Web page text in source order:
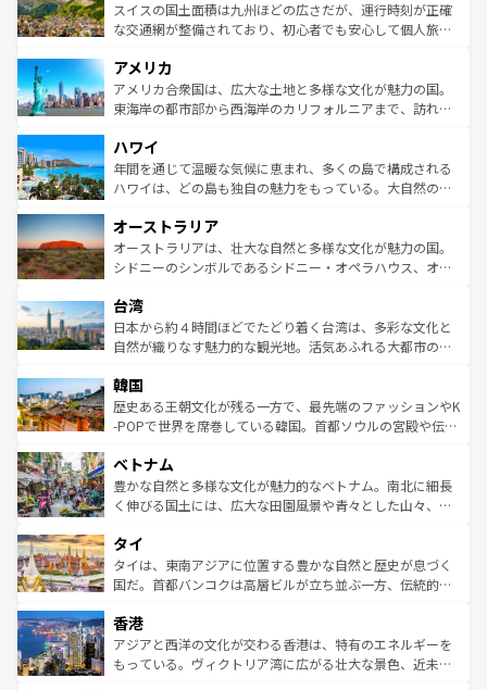
きるだろう。 なお、新着のフランス情報はコンテンツ一覧
を参照してほしい。
ドイツ情報はコンテンツ一覧を参照してほしい。
ティー、ビール好きにはたまらない英国パブ、サッカー観
戦など、本場だからこそできる体験も豊富。イギリスを旅
ンツ一覧を参照してほしい。
スイスの国土面積は九州ほどの広さだが、運行時刻が正確
な交通網が整備されており、初心者でも安心して個人旅行
の建物がそのまま残る町や、スイスならではのユニークな
博物館もあり、アルプス観光だけでなく町歩きも満喫する
ことができる。国民の所得が高いため物価も高いが、旅行
ば市内交通費無料で観光を楽しむこともできる。 なお、新
着のスイス情報はコンテンツ一覧 を参照してほしい。
アメリカ
アメリカ合衆国は、広大な土地と多様な文化が魅力の国。
東海岸の都市部から西海岸のカリフォルニアまで、訪れる
のような巨大都市は、観光、ショッピング、エンターテイ
ンメントが詰まった刺激的なスポットだ。一方、アメリカ
西部には大自然が広がり、グランドキャニオンやイエロー
部のニューオーリンズでは、音楽と美食が融合した独特の
文化が魅力。旅行者はアメリカの各地域で異なる魅力を楽
しみながら、その多様性と豊かな歴史を感じることができ
ならではの贅沢な旅のスタイルだ。 なお、新着のアメリカ
情報はコンテンツ一覧を参照してほしい。
ハワイ
年間を通じて温暖な気候に恵まれ、多くの島で構成される
ハワイは、どの島も独自の魅力をもっている。大自然の神
ワイ島は見逃せない。また、定番の観光地といえばオアフ
島だが、静かな自然を求めるならマウイ島やカウアイ島が
おすすめ。エメラルドグリーンに輝く海をはじめ、豊かな
れるおもてなしの心で訪れる人々を迎えてくれるハワイの
人々、おいしいローカルフードやハワイアンミュージッ
ク、伝統的なフラダンスなど、すべてがハワイの魅力を彩
ワイを、存分に味わってほしい。 なお、新着のハワイ情報
はコンテンツ一覧を参照してほしい。
オーストラリア
オーストラリアは、壮大な自然と多様な文化が魅力の国。
シドニーのシンボルであるシドニー・オペラハウス、オー
リアリーフや大陸中央部にそびえるウルル（エアーズロッ
ク）、タスマニアの美しい原生林やケアンズの熱帯雨林な
ど、見どころがたくさん。また、カフェやワイン、オージ
いる。アクティビティも充実しており、サーフィンやダイ
ビング、ハイキングなど、アウトドア好きにはたまらな
い。オーストラリアの多彩な魅力を存分に味わいつくそ
参照してほしい。
台湾
日本から約４時間ほどでたどり着く台湾は、多彩な文化と
自然が織りなす魅力的な観光地。活気あふれる大都市の台
ン）、静ひつな山岳地帯である台湾東部など、都市の喧騒
と山間の静けさが共存しており、訪れる人に新しい発見と
驚きをもたらしてくれる。また、奥深い台湾の食文化も魅
容にもいいと評判のスイーツなど、バラエティ豊かな料理
が味わえる。 なお、新着の台湾情報は コンテンツ一覧を参
照してほしい。
韓国
歴史ある王朝文化が残る一方で、最先端のファッションやK
-POPで世界を席巻している韓国。首都ソウルの宮殿や伝統
き、地方に足を延ばせば四季折々の自然美を楽しむことが
できる。そして、キムチや焼肉、絶品のストリートフード
まで、さまざまな韓国料理が待っている。夜には、韓国な
リティに包まれながら、韓国の多彩な魅力を心ゆくまで味
わってみてほしい。 なお、新着の韓国情報はコンテンツ一
覧を参照してほしい。
ベトナム
豊かな自然と多様な文化が魅力的なベトナム。南北に細長
く伸びる国土には、広大な田園風景や青々とした山々、世
急速な発展と共に伝統が息づく。ハノイの古い町並みやホ
ーチミン市のフランス統治時代の建物も、独特の雰囲気を
醸し出している。また、バラエティの豊かさとおいしさで
とつ。フォーやバインミー、ベトナムコーヒーなどは、ぜ
ひ現地で味わいたい。どの地域を訪れてもあたたかい人々
が旅行者を迎えてくれるので、きっと忘れられない旅にな
タイ
タイは、東南アジアに位置する豊かな自然と歴史が息づく
国だ。首都バンコクは高層ビルが立ち並ぶ一方、伝統的な
の活気が交差している。北部ではチェンマイなどの山岳地
帯で自然と触れ合い、南部ではプーケットやクラビの美し
いビーチでリゾート気分を楽しむことができる。タイ料理
香港
アジアと西洋の文化が交わる香港は、特有のエネルギーを
もっている。ヴィクトリア湾に広がる壮大な景色、近未来